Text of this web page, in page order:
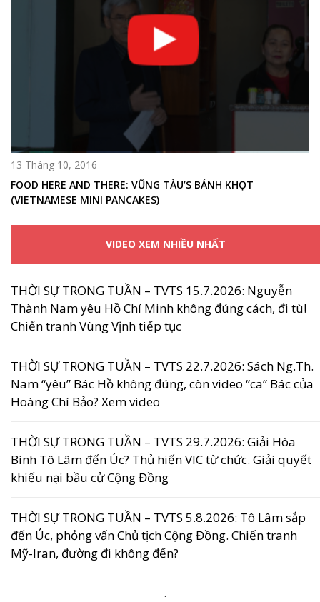
13 Tháng 10, 2016
FOOD HERE AND THERE: VŨNG TÀU’S BÁNH KHỌT
(VIETNAMESE MINI PANCAKES)
VIDEO XEM NHIỀU NHẤT
THỜI SỰ TRONG TUẦN – TVTS 15.7.2026: Nguyễn
Thành Nam yêu Hồ Chí Minh không đúng cách, đi tù!
Chiến tranh Vùng Vịnh tiếp tục
THỜI SỰ TRONG TUẦN – TVTS 22.7.2026: Sách Ng.Th.
Nam “yêu” Bác Hồ không đúng, còn video “ca” Bác của
Hoàng Chí Bảo? Xem video
THỜI SỰ TRONG TUẦN – TVTS 29.7.2026: Giải Hòa
Bình Tô Lâm đến Úc? Thủ hiến VIC từ chức. Giải quyết
khiếu nại bầu cử Cộng Đồng
THỜI SỰ TRONG TUẦN – TVTS 5.8.2026: Tô Lâm sắp
đến Úc, phỏng vấn Chủ tịch Cộng Đồng. Chiến tranh
Mỹ-Iran, đường đi không đến?
.